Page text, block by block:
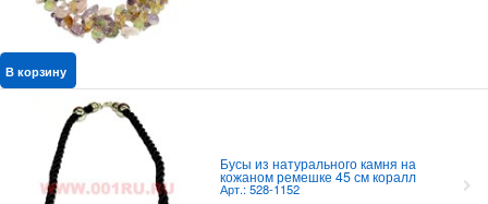
В корзину
Бусы из натурального камня на
кожаном ремешке 45 см коралл
Арт.: 528-1152